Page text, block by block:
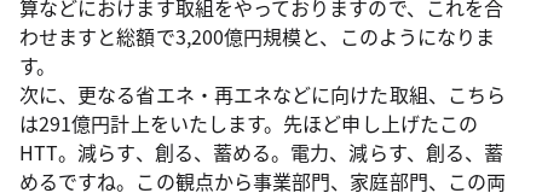
算などにおけます取組をやっておりますので、これを合
わせますと総額で3,200億円規模と、このようになりま
す。
次に、更なる省エネ・再エネなどに向けた取組、こちら
は291億円計上をいたします。先ほど申し上げたこの
HTT。減らす、創る、蓄める。電力、減らす、創る、蓄
めるですね。この観点から事業部門、家庭部門、この両